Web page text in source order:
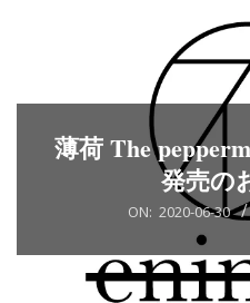
薄荷 The
発売の
ON: 2020-06-30